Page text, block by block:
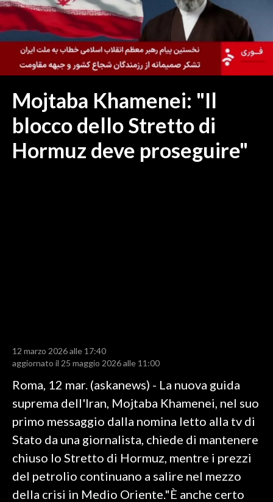
SASSARI E PROVINCIA
GALLURA
NUORO E PROVINCIA
OGLIASTRA
CRONACA
ITALIA
MONDO
RISULTATI E CLASSIFICHE
CALCIO REGIONALE
BASKET
VOLLEY
MOTORI
TENNIS
ALTRI SPORT
Mojtaba Khamenei: "Il
blocco dello Stretto di
Hormuz deve proseguire"
12 marzo 2026 alle 17:40
aggiornato il 25 maggio 2026 alle 11:00
Roma, 12 mar. (askanews) - La nuova guida
suprema dell'Iran, Mojtaba Khamenei, nel suo
primo messaggio dalla nomina letto alla tv di
Stato da una giornalista, chiede di mantenere
chiuso lo Stretto di Hormuz, mentre i prezzi
del petrolio continuano a salire nel mezzo
della crisi in Medio Oriente."È anche certo